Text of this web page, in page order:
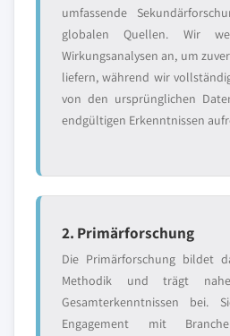
umfassende
globalen Quellen. Wir
Wirkungsanalysen an, um
liefern, während wir
von den ursprünglichen
endgültigen Erkenntnissen
2. Primärforschung
Die Primärforschung bildet
Methodik und trägt
Gesamterkenntnissen bei.
Engagement mit